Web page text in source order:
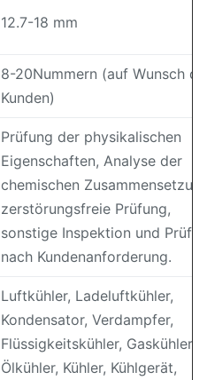
12.7-18 mm
8-20Nummern (auf Wunsch
Kunden)
Prüfung der physikalischen
Eigenschaften, Analyse der
chemischen
zerstörungsfreie Prüfung,
sonstige Inspektion und
nach Kundenanforderung.
Luftkühler, Ladeluftkühler,
Kondensator, Verdampfer,
Flüssigkeitskühler, Gaskühler,
Ölkühler, Kühler, Kühlgerät,